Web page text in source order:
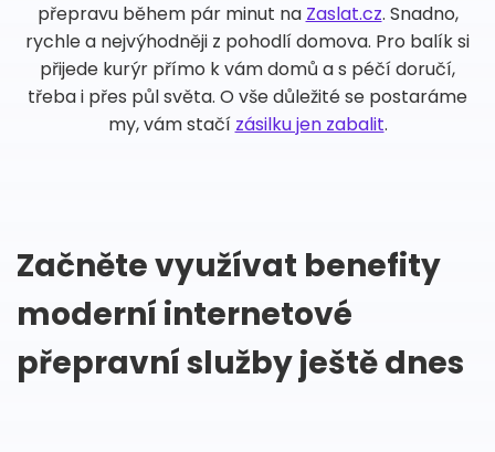
přepravu během pár minut na Zaslat.cz. Snadno,
rychle a nejvýhodněji z pohodlí domova. Pro balík si
přijede kurýr přímo k vám domů a s péčí doručí,
třeba i přes půl světa. O vše důležité se postaráme
my, vám stačí zásilku jen zabalit.
Začněte využívat benefity
moderní internetové
přepravní služby ještě dnes